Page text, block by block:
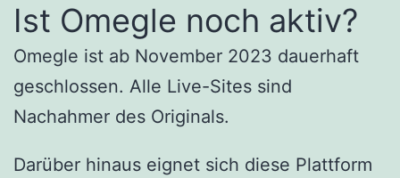
Ist Omegle noch aktiv?
Omegle ist ab November 2023 dauerhaft
geschlossen. Alle Live-Sites sind
Nachahmer des Originals.
Darüber hinaus eignet sich diese Plattform